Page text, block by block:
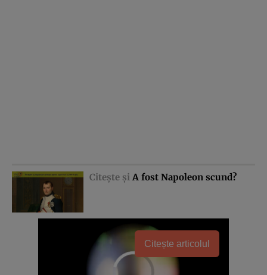
Citeşte şi A fost Napoleon scund?
Citește articolul